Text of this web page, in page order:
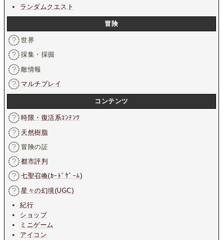
ランダムクエスト
冒険
世界
採集・採掘
敵情報
マルチプレイ
コンテンツ
時限・復活系ｺﾝﾃﾝﾂ
天然樹脂
冒険の証
都市評判
七聖召喚(ｶｰﾄﾞｹﾞｰﾑ)
星々の幻境(UGC)
紀行
ショップ
ミニゲーム
アイコン